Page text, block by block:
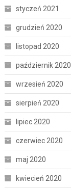
styczeń 2021
grudzień 2020
listopad 2020
październik 2020
wrzesień 2020
sierpień 2020
lipiec 2020
czerwiec 2020
maj 2020
kwiecień 2020